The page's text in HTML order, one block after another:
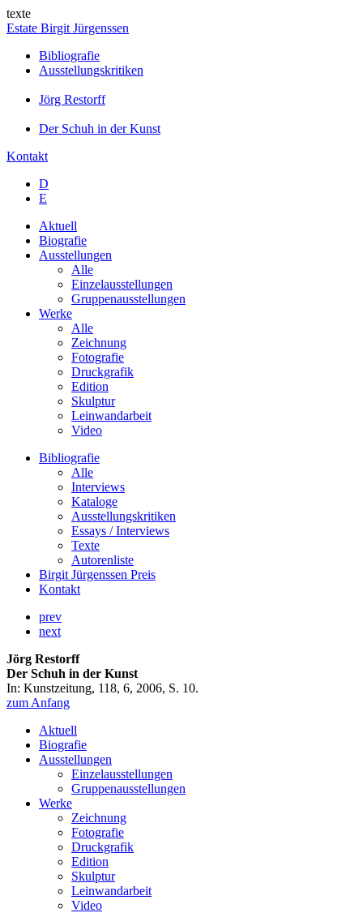
texte
Estate Birgit Jürgenssen
Bibliografie
Ausstellungskritiken
Jörg Restorff
Der Schuh in der Kunst
Kontakt
D
E
Aktuell
Biografie
Ausstellungen
Alle
Einzelausstellungen
Gruppenausstellungen
Werke
Alle
Zeichnung
Fotografie
Druckgrafik
Edition
Skulptur
Leinwandarbeit
Video
Bibliografie
Alle
Interviews
Kataloge
Ausstellungskritiken
Essays / Interviews
Texte
Autorenliste
Birgit Jürgenssen Preis
Kontakt
prev
next
Jörg Restorff
Der Schuh in der Kunst
In: Kunstzeitung, 118, 6, 2006, S. 10.
zum Anfang
Aktuell
Biografie
Ausstellungen
Einzelausstellungen
Gruppenausstellungen
Werke
Zeichnung
Fotografie
Druckgrafik
Edition
Skulptur
Leinwandarbeit
Video